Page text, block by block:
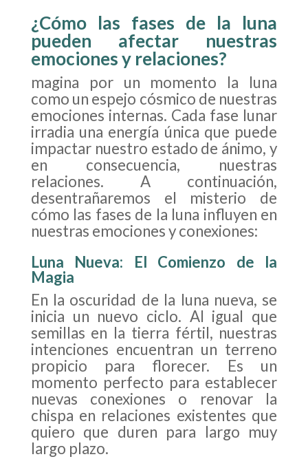
¿Cómo las fases de la luna
pueden afectar nuestras
emociones y relaciones?
magina por un momento la luna
como un espejo cósmico de nuestras
emociones internas. Cada fase lunar
irradia una energía única que puede
impactar nuestro estado de ánimo, y
en consecuencia, nuestras
relaciones. A continuación,
desentrañaremos el misterio de
cómo las fases de la luna influyen en
nuestras emociones y conexiones:
Luna Nueva: El Comienzo de la
Magia
En la oscuridad de la luna nueva, se
inicia un nuevo ciclo. Al igual que
semillas en la tierra fértil, nuestras
intenciones encuentran un terreno
propicio para florecer. Es un
momento perfecto para establecer
nuevas conexiones o renovar la
chispa en relaciones existentes que
quiero que duren para largo muy
largo plazo.